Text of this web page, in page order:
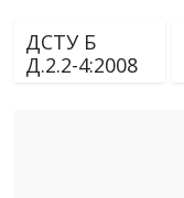
ДСТУ Б
Д.2.2-4:2008